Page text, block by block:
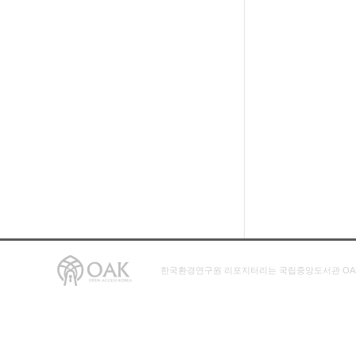
한국환경연구원 리포지터리는 국립중앙도서관